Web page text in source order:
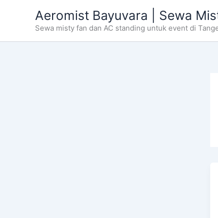
Aeromist Bayuvara | Sewa
Sewa misty fan dan AC standing untuk event di